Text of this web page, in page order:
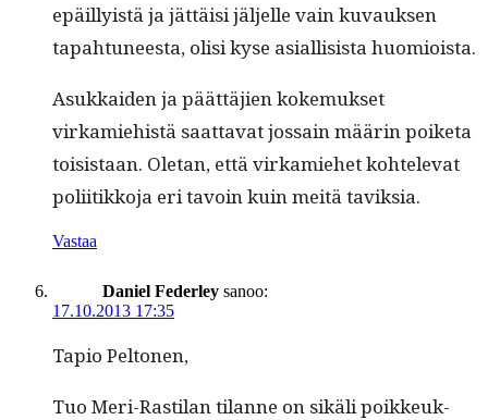
epäil­ly­istä ja jät­täisi jäl­jelle vain kuvauk­sen
tapah­tuneesta, olisi kyse asial­li­sista huomioista.
Asukkaiden ja päät­täjien koke­muk­set
virkamiehistä saat­ta­vat jos­sain määrin poike­ta
toi­sis­taan. Ole­tan, että virkamiehet kohtel­e­vat
poli­itikko­ja eri tavoin kuin meitä taviksia.
Vastaa
Daniel Federley sanoo:
17.10.2013 17:35
Tapio Pel­to­nen,
Tuo Meri-Rasti­lan tilanne on sikäli poikkeuk­